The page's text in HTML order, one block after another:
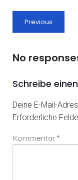
Previous
No
Schreibe
Deine E-Mail-
Erforderliche
Kommentar *